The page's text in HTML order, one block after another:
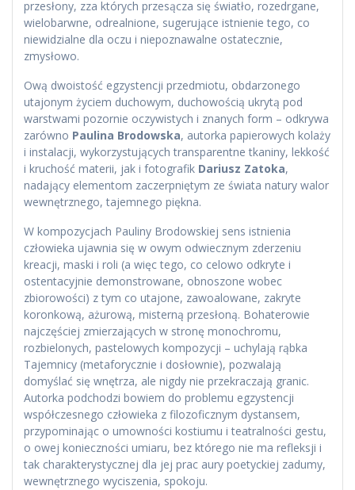
przesłony, zza których przesącza się światło, rozedrgane,
wielobarwne, odrealnione, sugerujące istnienie tego, co
niewidzialne dla oczu i niepoznawalne ostatecznie,
zmysłowo.
Ową dwoistość egzystencji przedmiotu, obdarzonego
utajonym życiem duchowym, duchowością ukrytą pod
warstwami pozornie oczywistych i znanych form – odkrywa
zarówno Paulina Brodowska, autorka papierowych kolaży
i instalacji, wykorzystujących transparentne tkaniny, lekkość
i kruchość materii, jak i fotografik Dariusz Zatoka,
nadający elementom zaczerpniętym ze świata natury walor
wewnętrznego, tajemnego piękna.
W kompozycjach Pauliny Brodowskiej sens istnienia
człowieka ujawnia się w owym odwiecznym zderzeniu
kreacji, maski i roli (a więc tego, co celowo odkryte i
ostentacyjnie demonstrowane, obnoszone wobec
zbiorowości) z tym co utajone, zawoalowane, zakryte
koronkową, ażurową, misterną przesłoną. Bohaterowie
najczęściej zmierzających w stronę monochromu,
rozbielonych, pastelowych kompozycji – uchylają rąbka
Tajemnicy (metaforycznie i dosłownie), pozwalają
domyślać się wnętrza, ale nigdy nie przekraczają granic.
Autorka podchodzi bowiem do problemu egzystencji
współczesnego człowieka z filozoficznym dystansem,
przypominając o umowności kostiumu i teatralności gestu,
o owej konieczności umiaru, bez którego nie ma refleksji i
tak charakterystycznej dla jej prac aury poetyckiej zadumy,
wewnętrznego wyciszenia, spokoju.